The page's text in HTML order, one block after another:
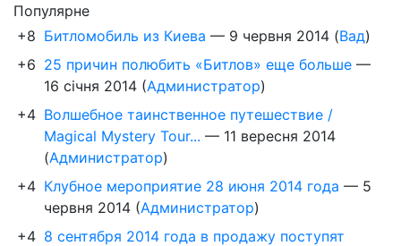
Популярне
+8 Битломобиль из Киева — 9 червня 2014 (Вад)
+6 25 причин полюбить «Битлов» еще больше —
16 січня 2014 (Администратор)
+4 Волшебное таинственное путешествие /
Magical Mystery Tour... — 11 вересня 2014
(Администратор)
+4 Клубное мероприятие 28 июня 2014 года — 5
червня 2014 (Администратор)
+4 8 сентября 2014 года в продажу поступят